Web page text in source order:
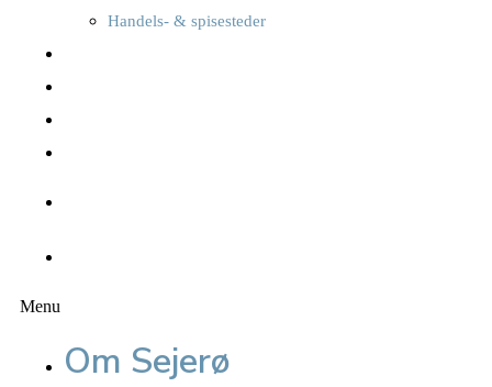
Handels- & spisesteder
Menu
Om Sejerø